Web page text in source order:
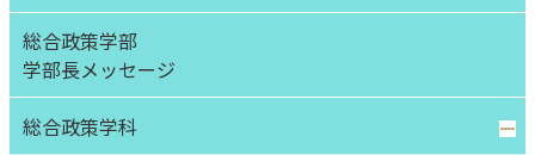
総合政策学部
学部⻑メッセージ
総合政策学科